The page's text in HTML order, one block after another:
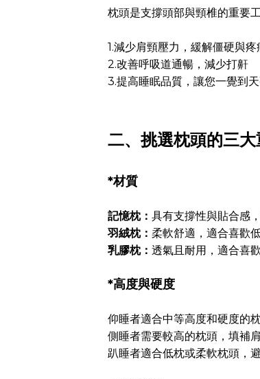
枕頭是支撐頭部與頸椎的重要
1.減少肩頸壓力，緩解僵硬與疼
2.改善呼吸道通暢，減少打鼾
3.提高睡眠品質，讓您一覺到
二、挑選枕頭的三大
*材質
記憶枕： 具有支撐性與貼合感
羽絨枕： 柔軟舒適，適合喜歡低
乳膠枕： 透氣且耐用，適合喜
*高度與硬度
仰睡者適合中等高度和硬度的
側睡者需要較高的枕頭，填補
趴睡者適合低枕或柔軟枕頭，